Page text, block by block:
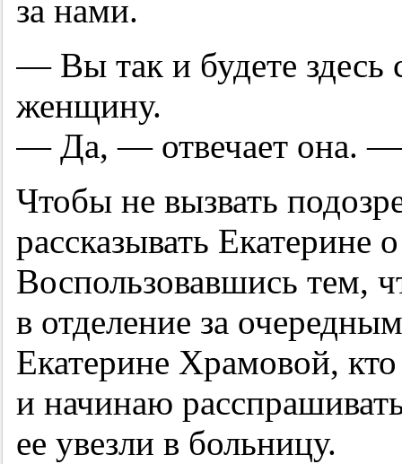
за нами.
— Вы так и будете
женщину.
— Да, — отвечает она. —
Чтобы не вызвать
рассказывать Екатерине
Воспользовавшись тем,
в отделение за
Екатерине Храмовой,
и начинаю
ее увезли в больницу.